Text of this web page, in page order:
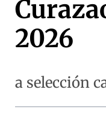
2026
a selección